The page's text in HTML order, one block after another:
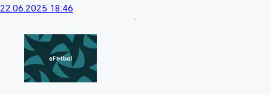
22.06.2025 18:46